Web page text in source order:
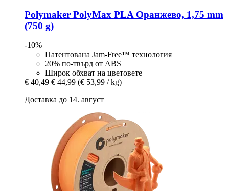
Polymaker PolyMax PLA Оранжево, 1,75 mm
(750 g)
-10%
Патентована Jam-Free™ технология
20% по-твърд от ABS
Широк обхват на цветовете
€ 40,49 € 44,99 (€ 53,99 / kg)
Доставка до 14. август